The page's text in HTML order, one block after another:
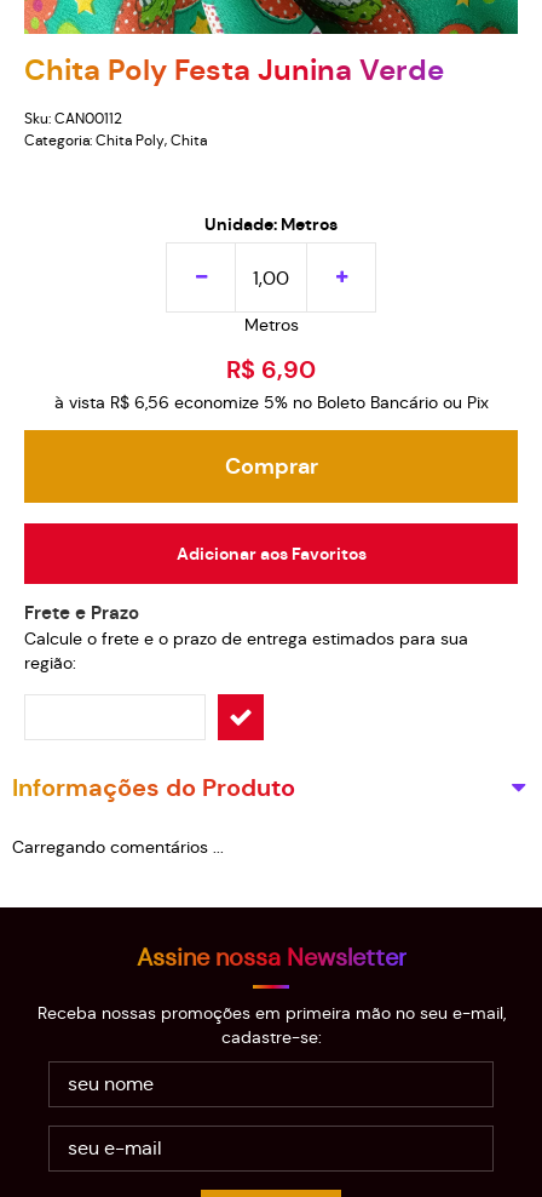
Chita Poly Festa Junina Verde
Sku: CAN00112
Categoria: Chita Poly, Chita
Unidade: Metros
Metros
R$ 6,90
à vista R$ 6,56 economize 5% no Boleto Bancário ou Pix
Comprar
Adicionar aos Favoritos
Frete e Prazo
Calcule o frete e o prazo de entrega estimados para sua
região:
Informações do Produto
Carregando comentários ...
Assine nossa Newsletter
Receba nossas promoções em primeira mão no seu e-mail,
cadastre-se: